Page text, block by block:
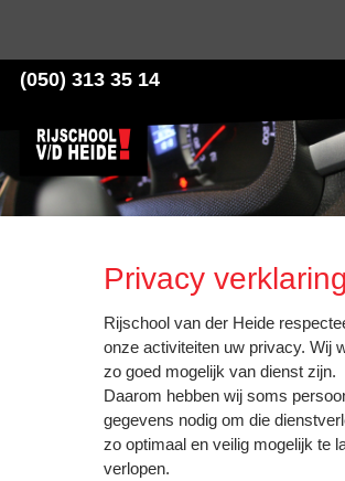
(050) 313 35 14
Privacy verklaring
Rijschool van der Heide
onze activiteiten uw privacy. Wij
zo goed mogelijk van dienst zijn.
Daarom hebben wij soms
gegevens nodig om die
zo optimaal en veilig mogelijk te
verlopen.